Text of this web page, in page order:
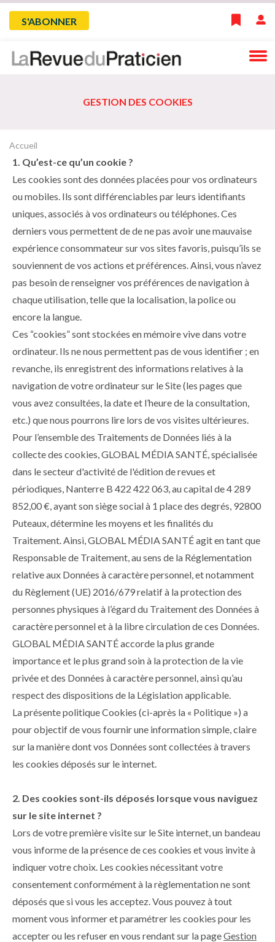
Skip
navigation
Menu
du
l'utilisateur
S'ABONNER
GESTION DES COOKIES
Fil
d'Ariane
Accueil
1. Qu’est-ce qu’un cookie ?
Les cookies sont des données placées pour vos ordinateurs
ou mobiles. Ils sont différenciables par leurs identifiants
uniques, associés à vos ordinateurs ou téléphones. Ces
derniers vous permettent de de ne pas avoir une mauvaise
expérience consommateur sur vos sites favoris, puisqu’ils se
souviennent de vos actions et préférences. Ainsi, vous n’avez
pas besoin de renseigner vos préférences de navigation à
chaque utilisation, telle que la localisation, la police ou
encore la langue.
Ces “cookies” sont stockées en mémoire vive dans votre
ordinateur. Ils ne nous permettent pas de vous identifier ; en
revanche, ils enregistrent des informations relatives à la
navigation de votre ordinateur sur le Site (les pages que
vous avez consultées, la date et l’heure de la consultation,
etc.) que nous pourrons lire lors de vos visites ultérieures.
Pour l’ensemble des Traitements de Données liés à la
collecte des cookies, GLOBAL MÉDIA SANTÉ, spécialisée
dans le secteur d'activité de l'édition de revues et
périodiques, Nanterre B 422 422 063, au capital de 4 289
852,00 €, ayant son siège social à 1 place des degrés, 92800
Puteaux, détermine les moyens et les finalités du
Traitement. Ainsi, GLOBAL MÉDIA SANTÉ agit en tant que
Responsable de Traitement, au sens de la Réglementation
relative aux Données à caractère personnel, et notamment
du Règlement (UE) 2016/679 relatif à la protection des
personnes physiques à l’égard du Traitement des Données à
caractère personnel et à la libre circulation de ces Données.
GLOBAL MÉDIA SANTÉ accorde la plus grande
importance et le plus grand soin à la protection de la vie
privée et des Données à caractère personnel, ainsi qu’au
respect des dispositions de la Législation applicable.
La présente politique Cookies (ci-après la « Politique ») a
pour objectif de vous fournir une information simple, claire
sur la manière dont vos Données sont collectées à travers
les cookies déposés sur le internet.
2. Des cookies sont-ils déposés lorsque vous naviguez
sur le site internet ?
Lors de votre première visite sur le Site internet, un bandeau
vous informe de la présence de ces cookies et vous invite à
indiquer votre choix. Les cookies nécessitant votre
consentement conformément à la règlementation ne sont
déposés que si vous les acceptez. Vous pouvez à tout
moment vous informer et paramétrer les cookies pour les
accepter ou les refuser en vous rendant sur la pageGestion